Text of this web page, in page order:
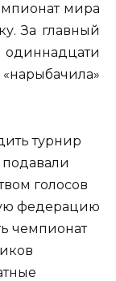
мира
За главный
турнир
голосов
федерацию
чемпионат